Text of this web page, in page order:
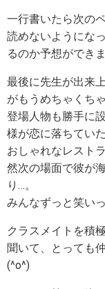
一行書いたら次の
読めないようにな
るのか予想ができ
最後に先生が出来
がもうめちゃくちゃ
登場人物も勝手に
様が恋に落ちていた
おしゃれなレスト
然次の場面で彼が
り…。
みんなずっと笑い
クラスメイトを積
聞いて、とっても
(^o^)